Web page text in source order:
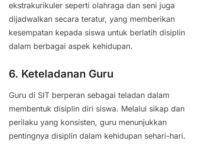
ekstrakurikuler seperti olahraga dan seni juga
dijadwalkan secara teratur, yang memberikan
kesempatan kepada siswa untuk berlatih disiplin
dalam berbagai aspek kehidupan.
6. Keteladanan Guru
Guru di SIT berperan sebagai teladan dalam
membentuk disiplin diri siswa. Melalui sikap dan
perilaku yang konsisten, guru menunjukkan
pentingnya disiplin dalam kehidupan sehari-hari.